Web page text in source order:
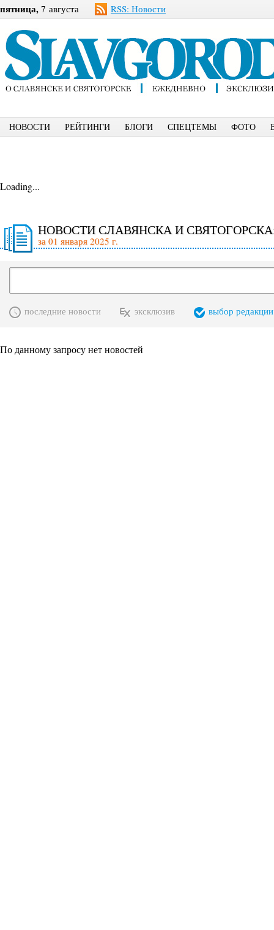
пятница, 7 августа RSS: Новости
НОВОСТИ РЕЙТИНГИ БЛОГИ СПЕЦТЕМЫ ФОТО
Loading...
НОВОСТИ СЛАВЯНСКА И
за 01 января 2025 г.
последние новости эксклюзив выбор редакции
По данному запросу нет новостей